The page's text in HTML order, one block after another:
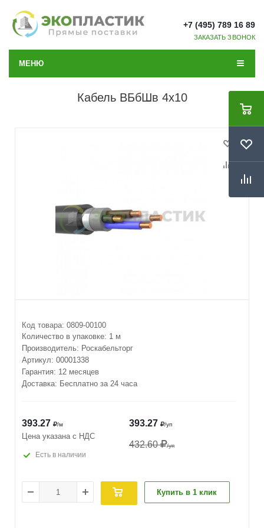
+7 (495) 789 16 89
ЗАКАЗАТЬ ЗВОНОК
МЕНЮ
Кабель ВБбШв 4x10
Код товара: 0809-00100
Количество в упаковке: 1 м
Производитель: Роскабельторг
Артикул: 00001338
Гарантия: 12 месяцев
Доставка: Бесплатно за 24 часа
393.27 /уп
432.60 /уп
393.27 /м
Цена указана с НДС
Есть в наличии
Купить в 1 клик